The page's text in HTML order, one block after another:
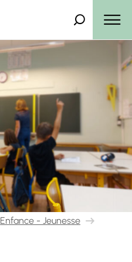
Que
Enfance - Jeunesse